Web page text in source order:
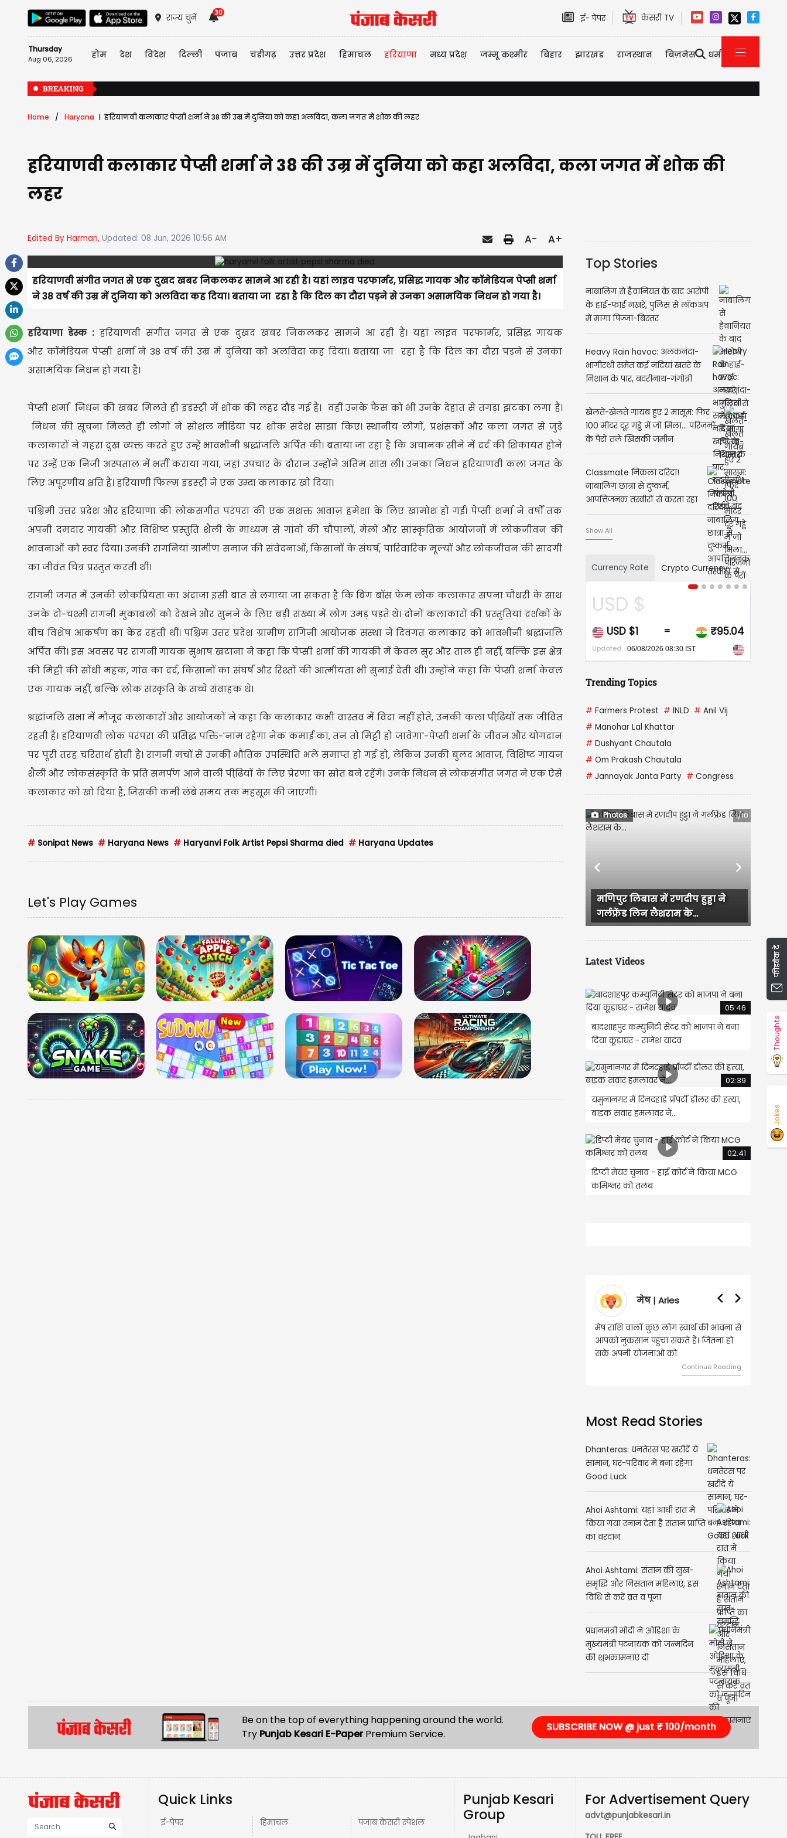
राज्य चुनें
30
ई- पेपर केसरी TV
Thursday
Aug 06, 2026 होम देश विदेश दिल्ली पंजाब चंडीगढ़ उत्तर प्रदेश हिमाचल हरियाणा मध्य प्रदेश़ जम्मू कश्मीर बिहार झारखंड राजस्थान बिज़नेस धर्म
BREAKING
Home Haryana हरियाणवी कलाकार पेप्सी शर्मा ने 38 की उम्र में दुनिया को कहा अलविदा, कला जगत में शोक की लहर
हरियाणवी कलाकार पेप्सी शर्मा ने 38 की उम्र में दुनिया को कहा अलविदा, कला जगत में शोक की
लहर
Edited By Harman, Updated: 08 Jun, 2026 10:56 AM A- A+
हरियाणवी संगीत जगत से एक दुखद खबर निकलकर सामने आ रही है। यहां लाइव परफार्मर, प्रसिद्ध गायक और कॉमेडियन पेप्सी शर्मा
ने 38 वर्ष की उम्र में दुनिया को अलविदा कह दिया। बताया जा रहा है कि दिल का दौरा पड़ने से उनका असामयिक निधन हो गया है।
हरियाणा डेस्क :हरियाणवी संगीत जगत से एक दुखद खबर निकलकर सामने आ रही है। यहां लाइव परफार्मर, प्रसिद्ध गायक
और कॉमेडियन पेप्सी शर्मा ने 38 वर्ष की उम्र में दुनिया को अलविदा कह दिया। बताया जा रहा है कि दिल का दौरा पड़ने से उनका
असामयिक निधन हो गया है।
पेप्सी शर्मा निधन की खबर मिलते ही इंडस्ट्री में शोक की लहर दौड़ गई है। वहीं उनके फैंस को भी उनके देहांत से तगड़ा झटका लगा है।
निधन की सूचना मिलते ही लोगों ने सोशल मीडिया पर शोक संदेश साझा किए। स्थानीय लोगों, प्रशंसकों और कला जगत से जुड़े
कलाकारों ने गहरा दुख व्यक्त करते हुए उन्हें भावभीनी श्रद्धांजलि अर्पित की। बताया जा रहा है कि अचानक सीने में दर्द की शिकायत होने
पर उन्हें एक निजी अस्पताल में भर्ती कराया गया, जहां उपचार के दौरान उन्होंने अंतिम सांस ली। उनका निधन हरियाणवी कला जगत के
लिए अपूरणीय क्षति है। हरियाणी फिल्म इंडस्ट्री ने एक उम्दा कलाकार खो दिया।
पश्चिमी उत्तर प्रदेश और हरियाणा की लोकसंगीत परंपरा की एक सशक्त आवाज़ हमेशा के लिए खामोश हो गई। पेप्सी शर्मा ने वर्षों तक
अपनी दमदार गायकी और विशिष्ट प्रस्तुति शैली के माध्यम से गांवों की चौपालों, मेलों और सांस्कृतिक आयोजनों में लोकजीवन की
भावनाओं को स्वर दिया। उनकी रागनियां ग्रामीण समाज की संवेदनाओं, किसानों के संघर्ष, पारिवारिक मूल्यों और लोकजीवन की सादगी
का जीवंत चित्र प्रस्तुत करती थीं।
रागनी जगत में उनकी लोकप्रियता का अंदाजा इसी बात से लगाया जा सकता है कि बिग बॉस फेम लोक कलाकार सपना चौधरी के साथ
उनके दो-चश्मी रागनी मुकाबलों को देखने और सुनने के लिए बड़ी संख्या में लोग उमड़ पड़ते थे। दोनों कलाकारों की प्रस्तुतियां दर्शकों के
बीच विशेष आकर्षण का केंद्र रहती थीं। पश्चिम उत्तर प्रदेश ग्रामीण रागिनी आयोजक संस्था ने दिवंगत कलाकार को भावभीनी श्रद्धांजलि
अर्पित की। इस अवसर पर रागनी गायक सुभाष खटाना ने कहा कि पेप्सी शर्मा की गायकी में केवल सुर और ताल ही नहीं, बल्कि इस क्षेत्र
की मिट्टी की सोंधी महक, गांव का दर्द, किसानों का संघर्ष और रिश्तों की आत्मीयता भी सुनाई देती थी। उन्होंने कहा कि पेप्सी शर्मा केवल
एक गायक नहीं, बल्कि लोक संस्कृति के सच्चे संवाहक थे।
श्रद्धांजलि सभा में मौजूद कलाकारों और आयोजकों ने कहा कि कलाकार कभी वास्तव में विदा नहीं होते, उनकी कला पीढि़यों तक जीवित
रहती है। हरियाणवी लोक परंपरा की प्रसिद्ध पंक्ति-'नाम रहैगा नेक कमाई का, तन तो मिट्टी हो जावेगा'-पेप्सी शर्मा के जीवन और योगदान
पर पूरी तरह चरितार्थ होती है। रागनी मंचों से उनकी भौतिक उपस्थिति भले समाप्त हो गई हो, लेकिन उनकी बुलंद आवाज़, विशिष्ट गायन
शैली और लोकसंस्कृति के प्रति समर्पण आने वाली पीढि़यों के लिए प्रेरणा का स्रोत बने रहेंगे। उनके निधन से लोकसंगीत जगत ने एक ऐसे
कलाकार को खो दिया है, जिसकी कमी लंबे समय तक महसूस की जाएगी।
# Sonipat News # Haryana News # Haryanvi Folk Artist Pepsi Sharma died # Haryana Updates
Let's Play Games
Top Stories
नाबालिग से हैवानियत के बाद आरोपी
के हाई-फाई नखरे, पुलिस से लॉकअप
में मांगा पिज्जा-बिस्तर
Heavy Rain havoc: अलकनंदा-
भागीरथी समेत कई नदियां खतरे के
निशान के पार, बदरीनाथ-गंगोत्री
हाईवे बंद
खेलते-खेलते गायब हुए 2 मासूम: फिर
100 मीटर दूर गड्ढे में जो मिला... परिजनों
के पैरों तले खिसकी जमीन
Classmate निकला दरिंदा!
नाबालिग छात्रा से दुष्कर्म,
आपत्तिजनक तस्वीरों से करता रहा
Blackmail
Show All
Currency Rate Crypto Currency
USD $
USD $1 = ₹95.04
Updated 06/08/2026 08:30 IST
CAD $
CAD $1 ₹67.85
Updated 06/08/2026 08:30 IST
Trending Topics
# Farmers Protest # INLD # Anil Vij
# Manohar Lal Khattar
# Dushyant Chautala
# Om Prakash Chautala
# Jannayak Janta Party # Congress
Photos 1/10
राजस्थान में हुई भव्य बिश्नोई और
IAS परी की सगाई, दादी और...
Previous Next
Latest Videos
05:46
बादशाहपुर कम्युनिटी सेंटर को भाजपा ने बना
दिया कूड़ाघर - राजेश यादव
02:39
यमुनानगर में दिनदहाड़े प्रॉपर्टी डीलर की हत्या,
बाइक सवार हमलावर ने...
02:41
डिप्टी मेयर चुनाव - हाई कोर्ट ने किया MCG
कमिश्नर को तलब
मेष राशि वालों कुछ लोग स्वार्थ की भावना से
वृषभ | Taurus
वृष राशि वालों आय के स्त्रोत बढ़ने से रुके
हुए कार्यों में गति आएगी। युवा वर्ग भविष्य
को लेकर ज्यादा फोकस रहेंगे।
Continue Reading
Most Read Stories
Dhanteras: धनतेरस पर खरीदें ये
सामान, घर-परिवार में बना रहेगा
Good Luck
Ahoi Ashtami: यहां आधी रात में
किया गया स्नान देता है संतान प्राप्ति
का वरदान
Ahoi Ashtami: संतान की सुख-
समृद्धि और निसंतान महिलाएं, इस
विधि से करें व्रत व पूजा
प्रधानमंत्री मोदी ने ओडिशा के
मुख्यमंत्री पटनायक को जन्मदिन
की शुभकामनाएं दीं
Be on the top of everything happening around the world.
Try Punjab Kesari E-PaperPremium Service.
SUBSCRIBE NOW @ just ₹ 100/month
Quick Links
ई-पेपर हिमाचल पंजाब केसरी स्पेशल
Punjab Kesari
Group
For Advertisement Query
advt@punjabkesari.in
फीडबैक दें
Thoughts
Jokes